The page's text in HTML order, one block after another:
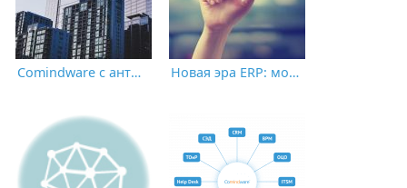
Comindware с антикризисным решением на Commercial Real Estate Итоги года 2022 Новая эра ERP: модернизация бизнеса и концепция пост-ERP